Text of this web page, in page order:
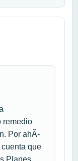
remedio
Por ahÃ­
que